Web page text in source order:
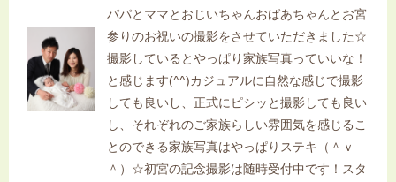
パパとママとおじいちゃんおばあちゃんとお宮
参りのお祝いの撮影をさせていただきました☆
撮影しているとやっぱり家族写真っていいな！
と感じます(^^)カジュアルに自然な感じで撮影
しても良いし、正式にピシッと撮影しても良い
し、それぞれのご家族らしい雰囲気を感じるこ
とのできる家族写真はやっぱりステキ（＾ｖ
＾）☆初宮の記念撮影は随時受付中です！スタ